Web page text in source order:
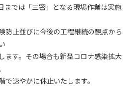
では「三密」となる現場作業は実施
止並びに今後の工程継続の観点から
す。その場合も新型コロナ感染拡大
速やかに休止いたします。